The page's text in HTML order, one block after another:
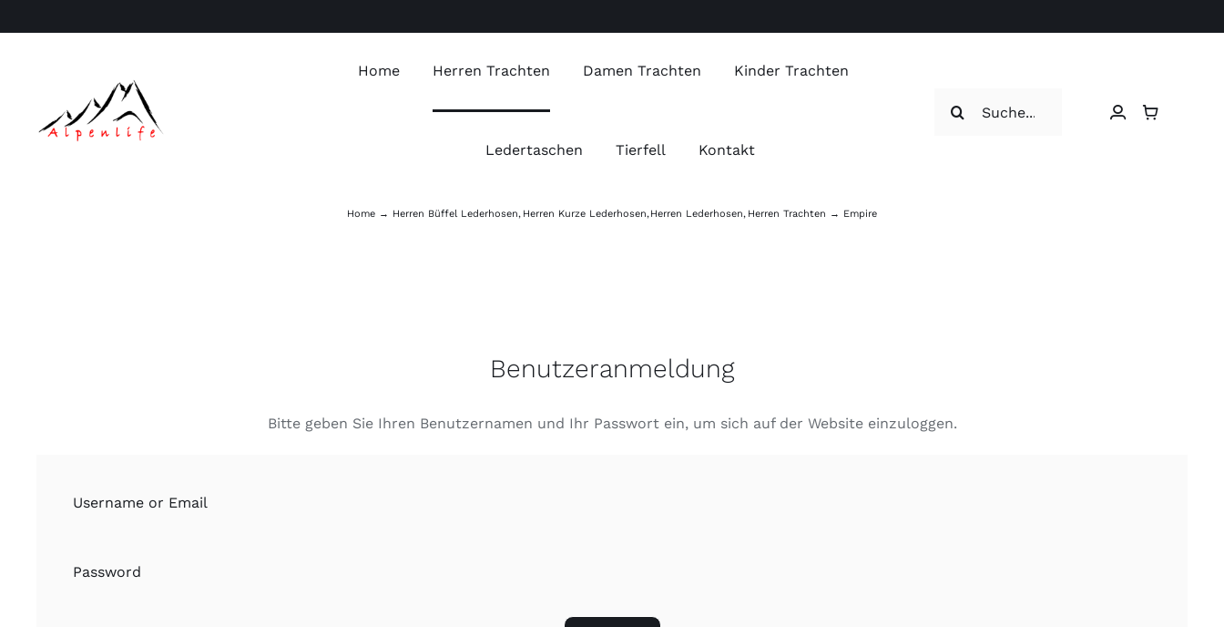
to
Home Herren Trachten Damen Trachten Kinder Trachten
Ledertaschen Tierfell Kontakt
Home Herren Büffel Lederhosen Herren Kurze Lederhosen Herren Lederhosen Herren Trachten Empire
Benutzeranmeldung
Bitte geben Sie Ihren Benutzernamen und Ihr Passwort ein, um sich auf der Website einzuloggen.